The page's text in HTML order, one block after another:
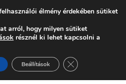
élmény érdekében sütiket
arról, hogy milyen sütiket
résznél ki lehet kapcsolni a
Beállítások Close GDPR